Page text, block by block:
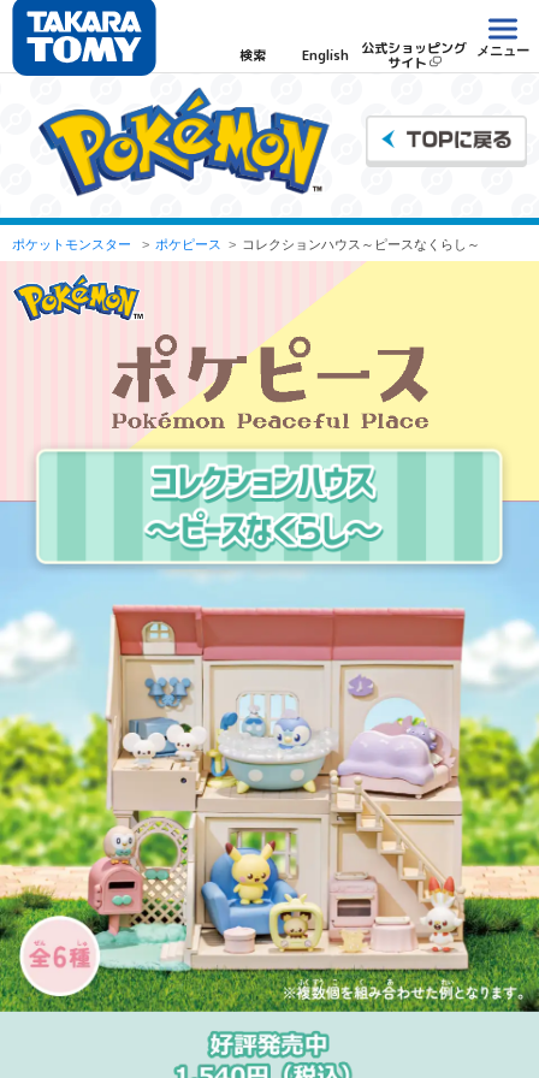
検索 English 公式ショッピング
サイト
メニュー
ポケットモンスター ポケピース コレクションハウス～ピースなくらし～